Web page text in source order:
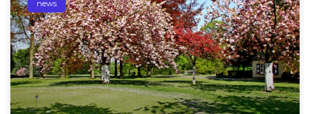
news